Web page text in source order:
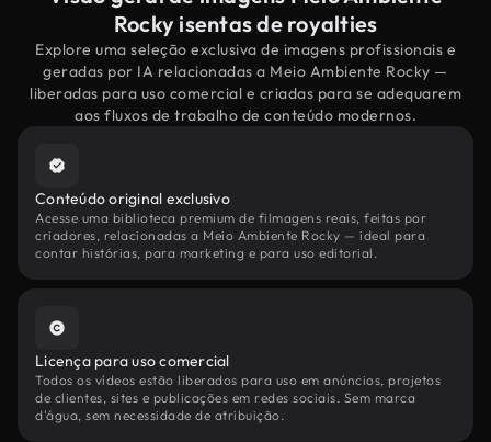
Rocky isentas de royalties
Explore uma seleção exclusiva de imagens profissionais e
geradas por IA relacionadas a Meio Ambiente Rocky —
liberadas para uso comercial e criadas para se adequarem
aos fluxos de trabalho de conteúdo modernos.
Conteúdo original exclusivo
Acesse uma biblioteca premium de filmagens reais, feitas por
criadores, relacionadas a Meio Ambiente Rocky — ideal para
contar histórias, para marketing e para uso editorial.
Licença para uso comercial
Todos os vídeos estão liberados para uso em anúncios, projetos
de clientes, sites e publicações em redes sociais. Sem marca
d'água, sem necessidade de atribuição.